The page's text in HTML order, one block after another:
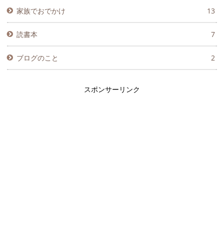
家族でおでかけ 13
読書本 7
ブログのこと 2
スポンサーリンク